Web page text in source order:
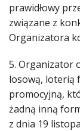
prawidłowy
związane z
Organizatora
5. Organizator
losową, loterią
promocyjną,
żadną inną
z dnia 19